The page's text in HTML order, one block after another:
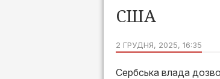
США
2 ГРУДНЯ, 2025, 16:35
Сербська влада